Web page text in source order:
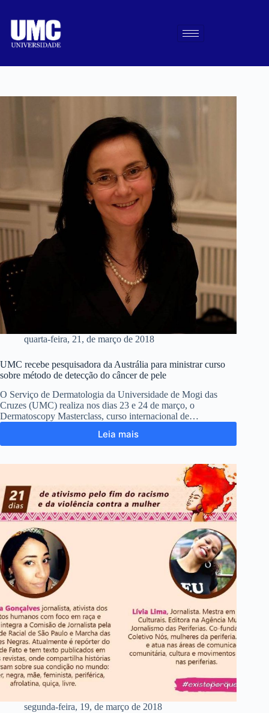
quarta-feira, 21, de março de 2018
UMC recebe pesquisadora da Austrália para ministrar curso
sobre método de detecção do câncer de pele
O Serviço de Dermatologia da Universidade de Mogi das
Cruzes (UMC) realiza nos dias 23 e 24 de março, o
Dermatoscopy Masterclass, curso internacional de…
Leia mais
segunda-feira, 19, de março de 2018